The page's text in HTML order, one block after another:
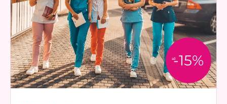
až-15%